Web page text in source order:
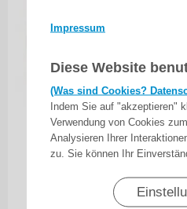
Impressum
Diese Website
(Was sind Cookies?
Indem Sie auf "akzeptieren"
Verwendung von Cookies
Analysieren Ihrer
zu. Sie können Ihr
Becker - Centronic
Sonnen-Wind-